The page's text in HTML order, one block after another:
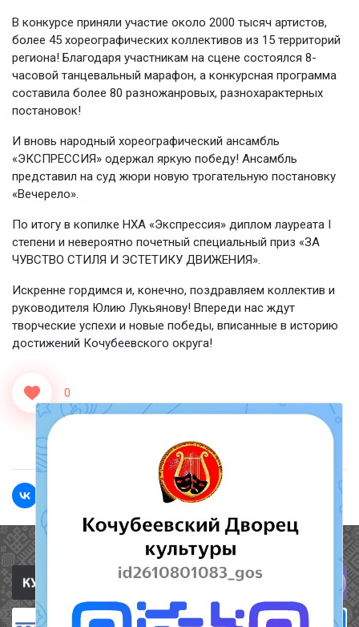
В конкурсе приняли участие около 2000 тысяч артистов,
более 45 хореографических коллективов из 15 территорий
региона! Благодаря участникам на сцене состоялся 8-
часовой танцевальный марафон, а конкурсная программа
составила более 80 разножанровых, разнохарактерных
постановок!
И вновь народный хореографический ансамбль
«ЭКСПРЕССИЯ» одержал яркую победу! Ансамбль
представил на суд жюри новую трогательную постановку
«Вечерело».
По итогу в копилке НХА «Экспрессия» диплом лауреата I
степени и невероятно почетный специальный приз «ЗА
ЧУВСТВО СТИЛЯ И ЭСТЕТИКУ ДВИЖЕНИЯ».
Искренне гордимся и, конечно, поздравляем коллектив и
руководителя Юлию Лукьянову! Впереди нас ждут
творческие успехи и новые победы, вписанные в историю
достижений Кочубеевского округа!
0
Полезные ссылки